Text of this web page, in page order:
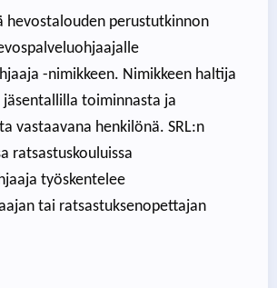
hevostalouden perustutkinnon
-nimikkeen. Nimikkeen haltija
jäsentallilla toiminnasta ja
vastaavana henkilönä. SRL:n
ratsastuskouluissa
työskentelee
tai ratsastuksenopettajan